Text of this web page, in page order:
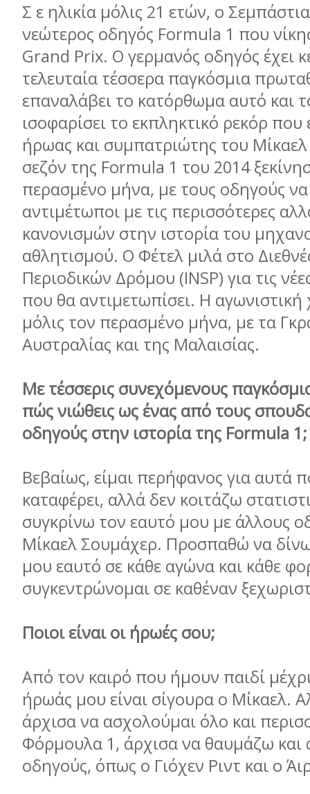
Σ ε ηλικία μόλις 21 ετών, ο
νεώτερος οδηγός Formula 1 που
Grand Prix. Ο γερμανός οδηγός έχει
τελευταία τέσσερα παγκόσμια
επαναλάβει το κατόρθωμα αυτό και
ισοφαρίσει το εκπληκτικό ρεκόρ που
ήρωας και συμπατριώτης του
σεζόν της Formula 1 του 2014
περασμένο μήνα, με τους οδηγούς να
αντιμέτωποι με τις περισσότερες
κανονισμών στην ιστορία του
αθλητισμού. Ο Φέτελ μιλά στο
Περιοδικών Δρόμου (INSP) για τις
που θα αντιμετωπίσει. Η αγωνιστική
μόλις τον περασμένο μήνα, με τα
Αυστραλίας και της Μαλαισίας.
Με τέσσερις συνεχόμενους
πώς νιώθεις ως ένας από τους
οδηγούς στην ιστορία της Formula 1;
Βεβαίως, είμαι περήφανος για αυτά
καταφέρει, αλλά δεν κοιτάζω
συγκρίνω τον εαυτό μου με άλλους
Μίκαελ Σουμάχερ. Προσπαθώ να
μου εαυτό σε κάθε αγώνα και κάθε
συγκεντρώνομαι σε καθέναν
Ποιοι είναι οι ήρωές σου;
Από τον καιρό που ήμουν παιδί
ήρωάς μου είναι σίγουρα ο Μίκαελ.
άρχισα να ασχολούμαι όλο και
Φόρμουλα 1, άρχισα να θαυμάζω και
οδηγούς, όπως ο Γιόχεν Ριντ και ο